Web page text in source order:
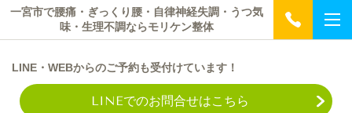
一宮市で腰痛・ぎっくり腰・自律神経失調・うつ気
味・生理不調ならモリケン整体
LINE・WEBからのご予約も受付けています！
LINEでのお問合せはこちら